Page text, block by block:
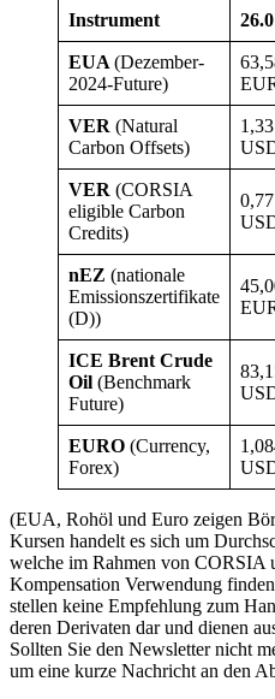
Instrument
EUA (Dezember-
2024-Future)
VER (Natural
Carbon Offsets)
1,33
VER (CORSIA
eligible Carbon
Credits)
0,77
nEZ (nationale
Emissionszertifikate
(D))
ICE Brent Crude
Oil (Benchmark
Future)
EURO (Currency,
Forex)
(EUA, Rohöl und Euro zeigen
Kursen handelt es sich um
welche im Rahmen von CORSIA
Kompensation Verwendung
stellen keine Empfehlung zum
deren Derivaten dar und dienen
Sollten Sie den Newsletter nicht
um eine kurze Nachricht an den